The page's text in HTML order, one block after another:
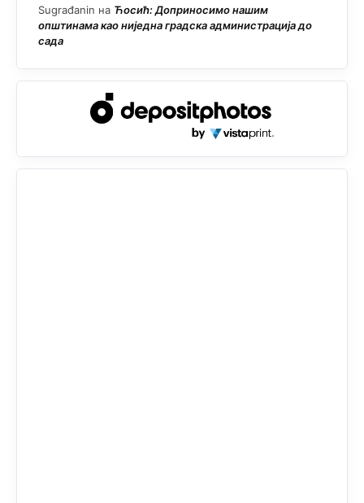
Sugrađanin на Ћосић: Доприносимо нашим
општинама као ниједна градска администрација до
сада